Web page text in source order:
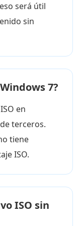
será útil
sin
7?
en
terceros.
tiene
ISO.
ISO sin